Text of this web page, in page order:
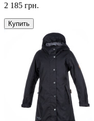
2 185 грн.
Купить